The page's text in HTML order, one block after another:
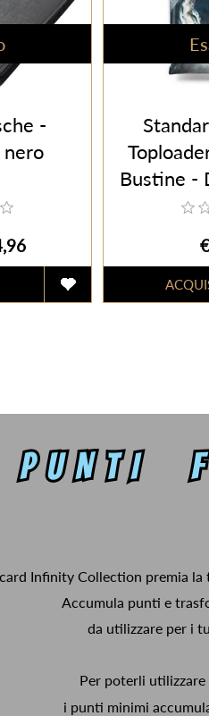
-
nero
Bustine -
Infinity Collection premia
Accumula punti e
da utilizzare per i
Per poterli
i punti minimi